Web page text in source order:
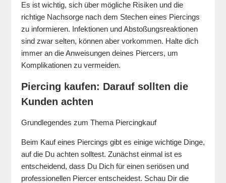
Es ist wichtig, sich über mögliche Risiken und die
richtige Nachsorge nach dem Stechen eines Piercings
zu informieren. Infektionen und Abstoßungsreaktionen
sind zwar selten, können aber vorkommen. Halte dich
immer an die Anweisungen deines Piercers, um
Komplikationen zu vermeiden.
Piercing kaufen: Darauf sollten die
Kunden achten
Grundlegendes zum Thema Piercingkauf
Beim Kauf eines Piercings gibt es einige wichtige Dinge,
auf die Du achten solltest. Zunächst einmal ist es
entscheidend, dass Du Dich für einen seriösen und
professionellen Piercer entscheidest. Schau Dir die